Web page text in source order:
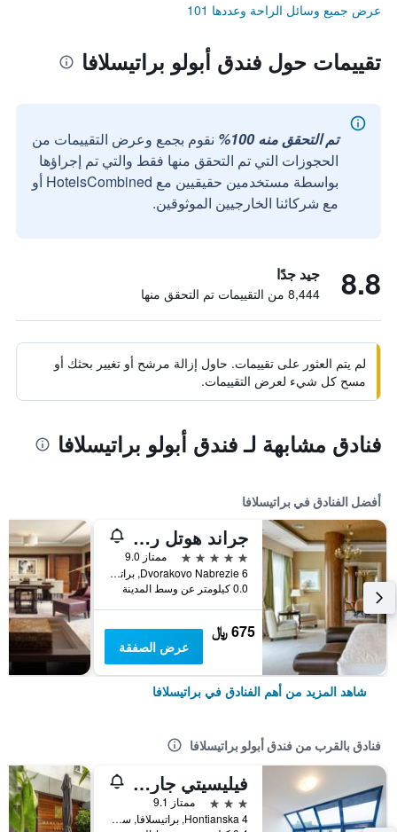
عرض جميع وسائل الراحة وعددها 101
تقييمات حول فندق أبولو براتيسلافا
تم التحقق منه 100%
نقوم بجمع وعرض التقييمات من
الحجوزات التي تم التحقق منها فقط والتي تم إجراؤها
بواسطة مستخدمين حقيقيين مع HotelsCombined أو
مع شركائنا الخارجيين الموثوقين.
8.8 جيد جدًا
8,444 من التقييمات تم التحقق منها
لم يتم العثور على تقييمات. حاول إزالة مرشح أو تغيير بحثك أو
مسح كل شيء لعرض التقييمات.
فنادق مشابهة لـ فندق أبولو براتيسلافا
أفضل الفنادق في براتيسلافا
جراند هوتل ريفر بارك، أحد فنادق لوكشري كولكشن، براتيسلافا
5 نجوم
ممتاز 9.0
Dvorakovo Nabrezie 6, براتيسلافا, سلوفاكيا
0.0 كيلومتر عن وسط المدينة
675 ﷼
عرض الصفقة
شاهد المزيد من أهم الفنادق في براتيسلافا
فنادق بالقرب من فندق أبولو براتيسلافا
فيليسيتي جارني هوتل
3 نجوم
ممتاز 9.1
Hontianska 4, براتيسلافا, سلوفاكيا